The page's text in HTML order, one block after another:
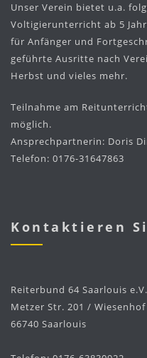
Unser Verein bietet u.a.
Voltigierunterricht ab 5
für Anfänger und
geführte Ausritte nach
Herbst und vieles mehr.
Teilnahme am
möglich.
Ansprechpartnerin: Doris
Telefon: 0176-31647863
Kontaktieren
Reiterbund 64 Saarlouis e.V.
Metzer Str. 201 / Wiesenhof
66740 Saarlouis